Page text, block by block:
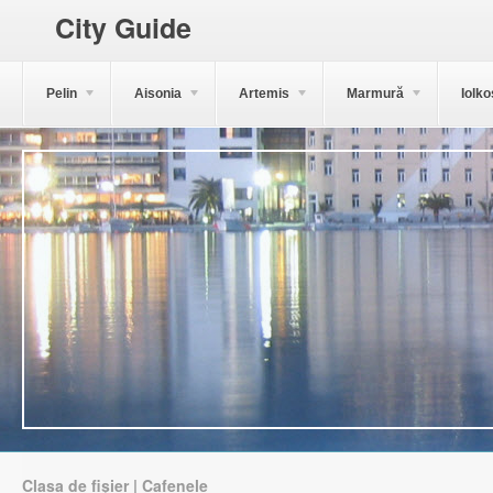
City Guide
Pelin Aisonia Artemis Marmură
Clasa de fișier | Cafenele